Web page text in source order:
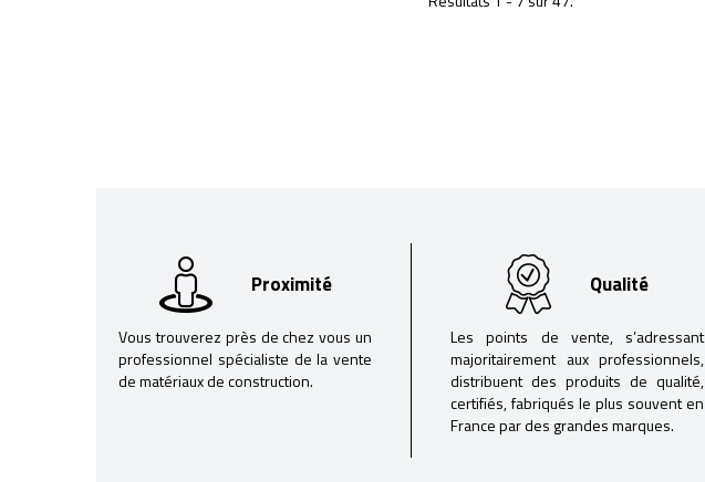
Proximité
Vous trouverez près de chez vous un
professionnel spécialiste de la vente
de matériaux de construction.
Qualité
Les points de vente, s’adressant
majoritairement aux professionnels,
distribuent des produits de qualité,
certifiés, fabriqués le plus souvent en
France par des grandes marques.